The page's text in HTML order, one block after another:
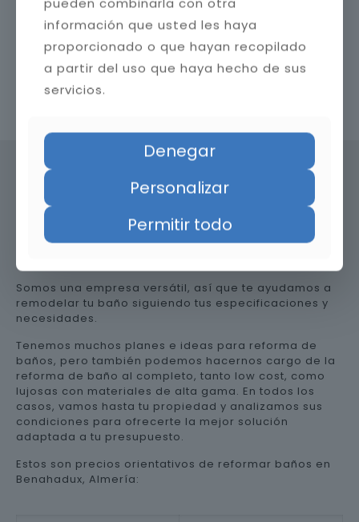
Precio de reformar el baño en
Almería
Somos una empresa versátil, así que te ayudamos a
remodelar tu baño siguiendo tus especificaciones y
necesidades.
Tenemos muchos planes e ideas para reforma de
baños, pero también podemos hacernos cargo de la
reforma de baño al completo, tanto low cost, como
lujosas con materiales de alta gama. En todos los
casos, vamos hasta tu propiedad y analizamos sus
condiciones para ofrecerte la mejor solución
adaptada a tu presupuesto.
Estos son precios orientativos de reformar baños en
Benahadux, Almería:
información que usted les haya
proporcionado o que hayan recopilado
a partir del uso que haya hecho de sus
servicios.
Denegar
Personalizar
Permitir todo